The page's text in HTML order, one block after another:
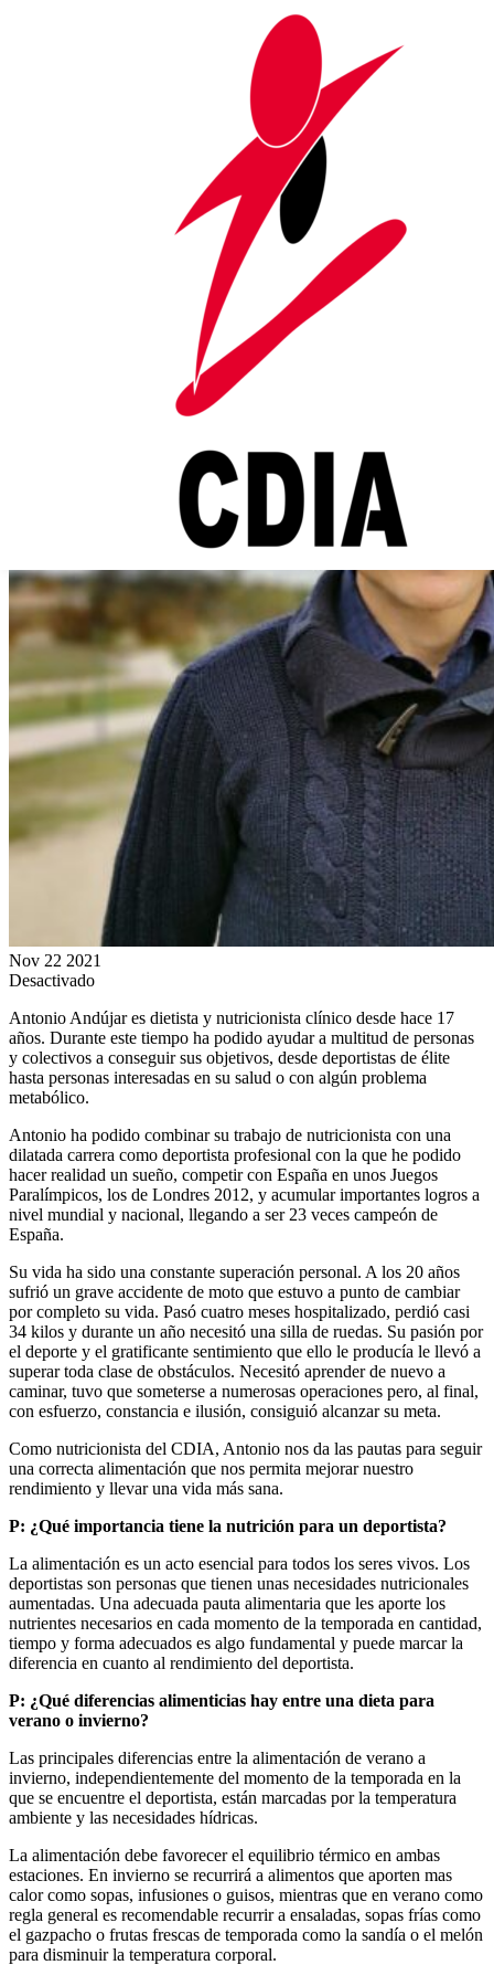
Antonio Andújar, nutricionista
del CDIA, da las claves para
una correcta alimentación
Antonio Andújar, nutricionista del CDIA, da las claves
para una correcta alimentación
Nov 22 2021
Desactivado
Antonio Andújar es dietista y nutricionista clínico desde hace 17
años. Durante este tiempo ha podido ayudar a multitud de personas
y colectivos a conseguir sus objetivos, desde deportistas de élite
hasta personas interesadas en su salud o con algún problema
metabólico.
Antonio ha podido combinar su trabajo de nutricionista con una
dilatada carrera como deportista profesional con la que he podido
hacer realidad un sueño, competir con España en unos Juegos
Paralímpicos, los de Londres 2012, y acumular importantes logros a
nivel mundial y nacional, llegando a ser 23 veces campeón de
España.
Su vida ha sido una constante superación personal. A los 20 años
sufrió un grave accidente de moto que estuvo a punto de cambiar
por completo su vida. Pasó cuatro meses hospitalizado, perdió casi
34 kilos y durante un año necesitó una silla de ruedas. Su pasión por
el deporte y el gratificante sentimiento que ello le producía le llevó a
superar toda clase de obstáculos. Necesitó aprender de nuevo a
caminar, tuvo que someterse a numerosas operaciones pero, al final,
con esfuerzo, constancia e ilusión, consiguió alcanzar su meta.
Como nutricionista del CDIA, Antonio nos da las pautas para seguir
una correcta alimentación que nos permita mejorar nuestro
rendimiento y llevar una vida más sana.
P: ¿Qué importancia tiene la nutrición para un deportista?
La alimentación es un acto esencial para todos los seres vivos. Los
deportistas son personas que tienen unas necesidades nutricionales
aumentadas. Una adecuada pauta alimentaria que les aporte los
nutrientes necesarios en cada momento de la temporada en cantidad,
tiempo y forma adecuados es algo fundamental y puede marcar la
diferencia en cuanto al rendimiento del deportista.
P: ¿Qué diferencias alimenticias hay entre una dieta para
verano o invierno?
Las principales diferencias entre la alimentación de verano a
invierno, independientemente del momento de la temporada en la
que se encuentre el deportista, están marcadas por la temperatura
ambiente y las necesidades hídricas.
La alimentación debe favorecer el equilibrio térmico en ambas
estaciones. En invierno se recurrirá a alimentos que aporten mas
calor como sopas, infusiones o guisos, mientras que en verano como
regla general es recomendable recurrir a ensaladas, sopas frías como
el gazpacho o frutas frescas de temporada como la sandía o el melón
para disminuir la temperatura corporal.